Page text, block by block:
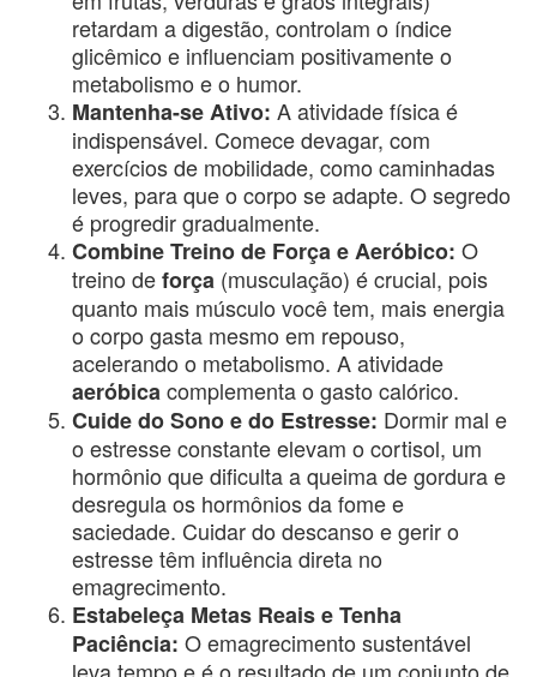
retardam a digestão, controlam o índice
glicêmico e influenciam positivamente o
metabolismo e o humor.
Mantenha-se Ativo: A atividade física é
indispensável. Comece devagar, com
exercícios de mobilidade, como caminhadas
leves, para que o corpo se adapte. O segredo
é progredir gradualmente.
Combine Treino de Força e Aeróbico: O
treino deforça (musculação) é crucial, pois
quanto mais músculo você tem, mais energia
o corpo gasta mesmo em repouso,
acelerando o metabolismo. A atividade
aeróbicacomplementa o gasto calórico.
Cuide do Sono e do Estresse: Dormir mal e
o estresse constante elevam o cortisol, um
hormônio que dificulta a queima de gordura e
desregula os hormônios da fome e
saciedade. Cuidar do descanso e gerir o
estresse têm influência direta no
emagrecimento.
Estabeleça Metas Reais e Tenha
Paciência: O emagrecimento sustentável